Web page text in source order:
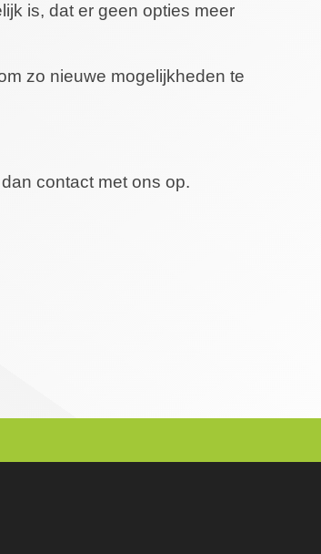
is, dat er geen opties meer
zo nieuwe mogelijkheden te
contact met ons op.